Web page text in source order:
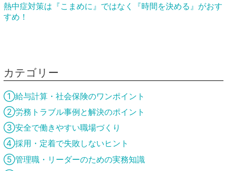
熱中症対策は『こまめに』ではなく『時間を決める』がおす
すめ！
カテゴリー
①給与計算・社会保険のワンポイント
②労務トラブル事例と解決のポイント
③安全で働きやすい職場づくり
④採用・定着で失敗しないヒント
⑤管理職・リーダーのための実務知識